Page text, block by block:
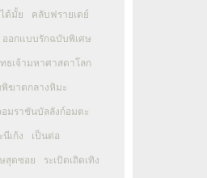
ด้มั้ย คลับฟรายเดย์
ออกแบบรักฉบับพิเศษ
ธเจ้ามหาศาสดาโลก
ฆาตกลางหิมะ
อมราชันบัลลังก์อมตะ
นีเก้ง เป็นต่อ
สุดซอย ระเบิดเถิดเทิง